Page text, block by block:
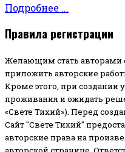
Подробнее ...
Правила регистрации
Желающим стать авторами
приложить авторские
Кроме этого, при создании
проживания и ожидать
«Свете Тихий»). Перед
Сайт "Свете Тихий"
авторские права на